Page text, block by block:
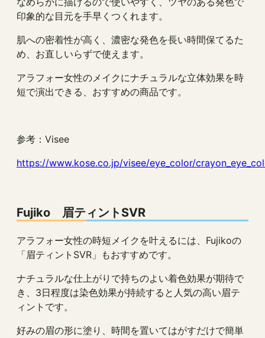
印象的な目元を手早くつくれます。
肌への密着性が高く、濃密な発色を長い時間保てるた
め、お直しいらずで使えます。
アラフォー女性のメイクにナチュラルな立体効果を時
短で演出できる、おすすめの商品です。
参考：Visee
https://www.kose.co.jp/visee/eye_color/
Fujiko 眉ティントSVR
アラフォー女性の時短メイクを叶えるには、Fujikoの
「眉ティントSVR」もおすすめです。
ナチュラルな仕上がりで持ちのよい着色効果が期待で
き、3日程度は染色効果が持続すると人気の高い眉テ
ィントです。
好みの眉の形に塗り、時間を置いてはがすだけで簡単